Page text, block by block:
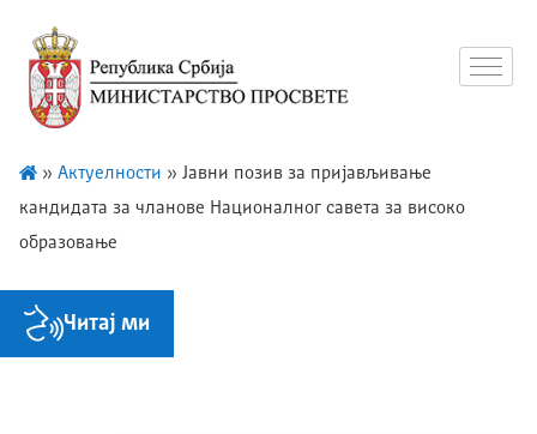
» Актуелности » Јавни позив за пријављивање
кандидата за чланове Националног савета за високо
образовање
Читај ми